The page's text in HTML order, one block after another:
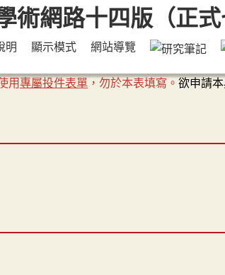
明 顯示模式 網站導覽
用專屬投件表單 ，勿於本表填寫。 欲申請